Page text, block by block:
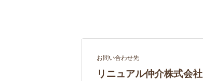
お問い合わせ先
リニュアル仲介株式会社